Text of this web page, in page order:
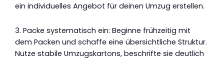
ein individuelles Angebot für deinen Umzug erstellen.
3. Packe systematisch ein: Beginne frühzeitig mit
dem Packen und schaffe eine übersichtliche Struktur.
Nutze stabile Umzugskartons, beschrifte sie deutlich